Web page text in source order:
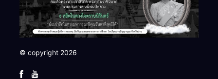
© copyright 2026